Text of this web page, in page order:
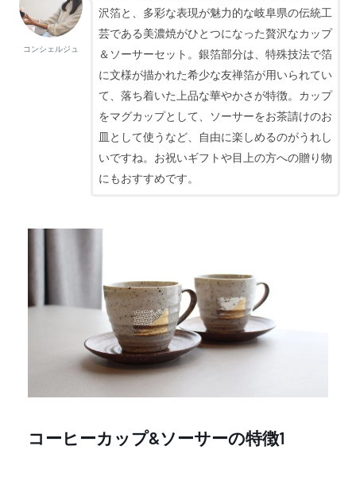
コンシェルジュ
沢箔と、多彩な表現が魅力的な岐阜県の伝統工
芸である美濃焼がひとつになった贅沢なカップ
＆ソーサーセット。銀箔部分は、特殊技法で箔
に文様が描かれた希少な友禅箔が用いられてい
て、落ち着いた上品な華やかさが特徴。カップ
をマグカップとして、ソーサーをお茶請けのお
皿として使うなど、自由に楽しめるのがうれし
いですね。お祝いギフトや目上の方への贈り物
にもおすすめです。
コーヒーカップ&ソーサーの特徴1